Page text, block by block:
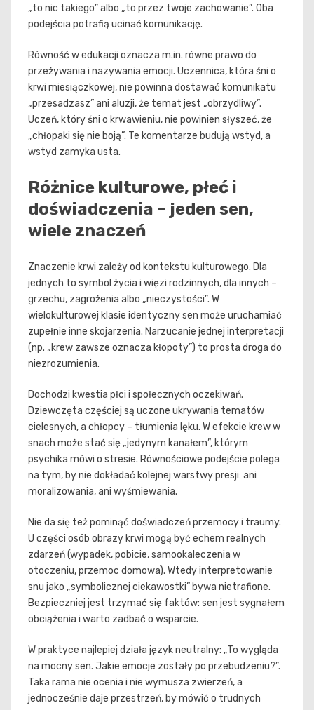
„to nic takiego” albo „to przez twoje zachowanie”. Oba
podejścia potrafią ucinać komunikację.
Równość w edukacji oznacza m.in. równe prawo do
przeżywania i nazywania emocji. Uczennica, która śni o
krwi miesiączkowej, nie powinna dostawać komunikatu
„przesadzasz” ani aluzji, że temat jest „obrzydliwy”.
Uczeń, który śni o krwawieniu, nie powinien słyszeć, że
„chłopaki się nie boją”. Te komentarze budują wstyd, a
wstyd zamyka usta.
Różnice kulturowe, płeć i
doświadczenia – jeden sen,
wiele znaczeń
Znaczenie krwi zależy od kontekstu kulturowego. Dla
jednych to symbol życia i więzi rodzinnych, dla innych –
grzechu, zagrożenia albo „nieczystości”. W
wielokulturowej klasie identyczny sen może uruchamiać
zupełnie inne skojarzenia. Narzucanie jednej interpretacji
(np. „krew zawsze oznacza kłopoty”) to prosta droga do
niezrozumienia.
Dochodzi kwestia płci i społecznych oczekiwań.
Dziewczęta częściej są uczone ukrywania tematów
cielesnych, a chłopcy – tłumienia lęku. W efekcie krew w
snach może stać się „jedynym kanałem”, którym
psychika mówi o stresie. Równościowe podejście polega
na tym, by nie dokładać kolejnej warstwy presji: ani
moralizowania, ani wyśmiewania.
Nie da się też pominąć doświadczeń przemocy i traumy.
U części osób obrazy krwi mogą być echem realnych
zdarzeń (wypadek, pobicie, samookaleczenia w
otoczeniu, przemoc domowa). Wtedy interpretowanie
snu jako „symbolicznej ciekawostki” bywa nietrafione.
Bezpieczniej jest trzymać się faktów: sen jest sygnałem
obciążenia i warto zadbać o wsparcie.
W praktyce najlepiej działa język neutralny: „To wygląda
na mocny sen. Jakie emocje zostały po przebudzeniu?”.
Taka rama nie ocenia i nie wymusza zwierzeń, a
jednocześnie daje przestrzeń, by mówić o trudnych